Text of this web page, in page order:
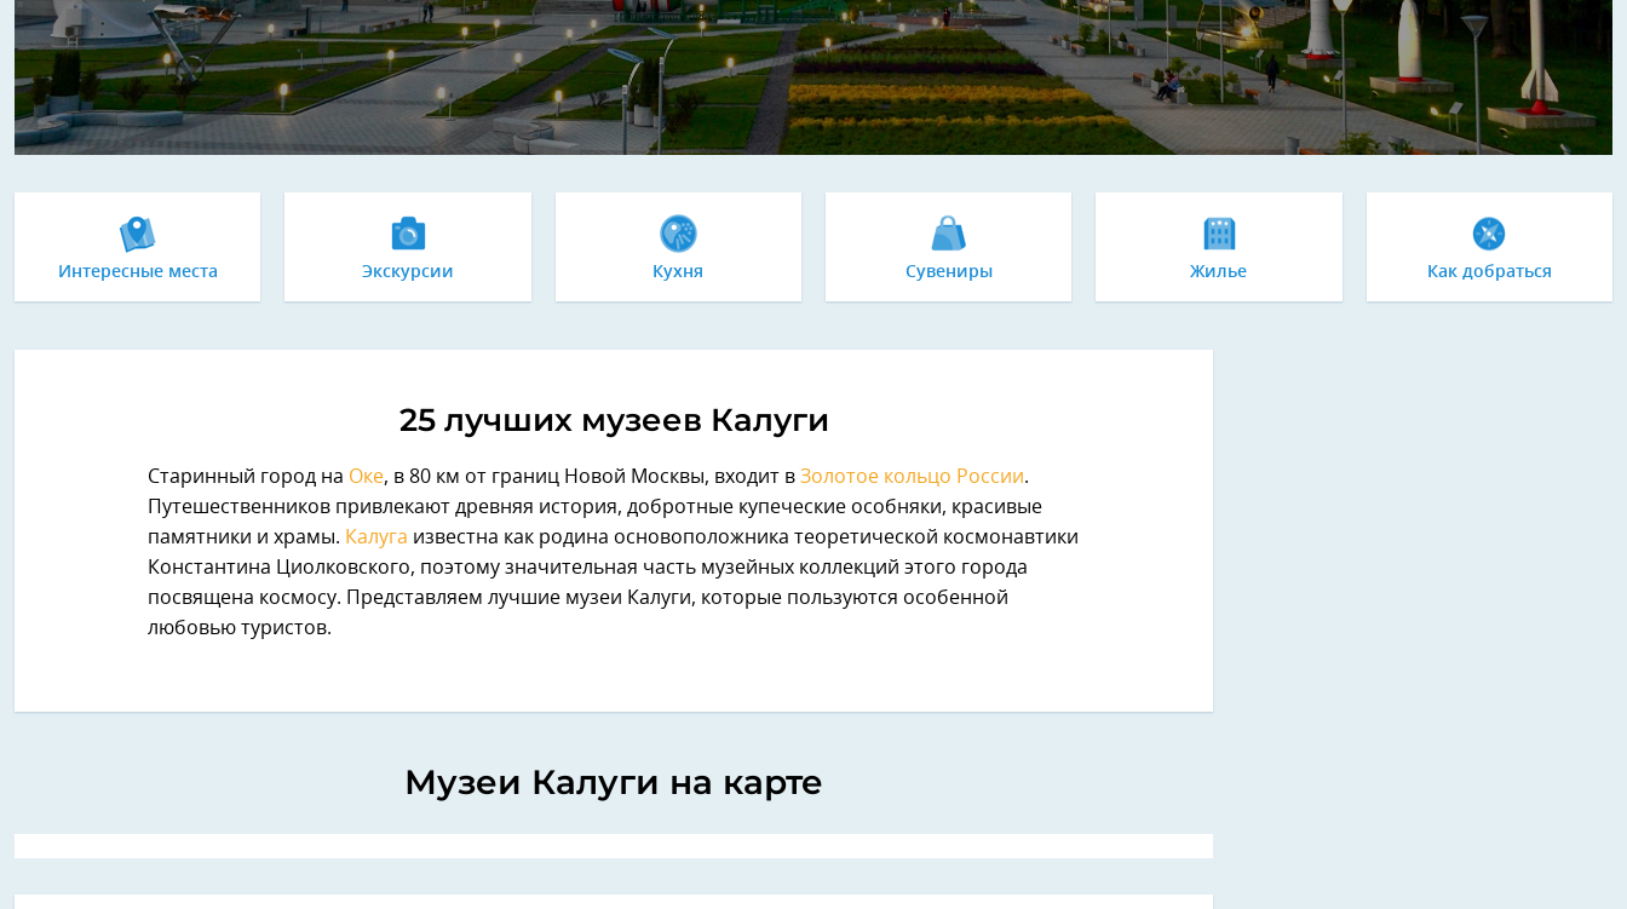
Интересные места Экскурсии Кухня Сувениры Жилье Как добраться
25 лучших музеев Калуги
Старинный город на Оке, в 80 км от границ Новой Москвы, входит в Золотое кольцо России.
Путешественников привлекают древняя история, добротные купеческие особняки, красивые
памятники и храмы. Калуга известна как родина основоположника теоретической космонавтики
Константина Циолковского, поэтому значительная часть музейных коллекций этого города
посвящена космосу. Представляем лучшие музеи Калуги, которые пользуются особенной
любовью туристов.
Музеи Калуги на карте